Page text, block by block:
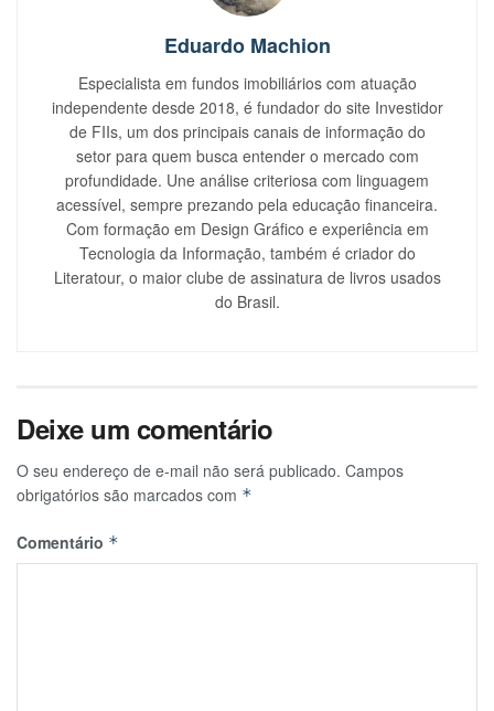
Eduardo Machion
Especialista em fundos imobiliários com atuação
independente desde 2018, é fundador do site Investidor
de FIIs, um dos principais canais de informação do
setor para quem busca entender o mercado com
profundidade. Une análise criteriosa com linguagem
acessível, sempre prezando pela educação financeira.
Com formação em Design Gráfico e experiência em
Tecnologia da Informação, também é criador do
Literatour, o maior clube de assinatura de livros usados
do Brasil.
Deixe um comentário
O seu endereço de e-mail não será publicado. Campos
obrigatórios são marcados com *
Comentário *